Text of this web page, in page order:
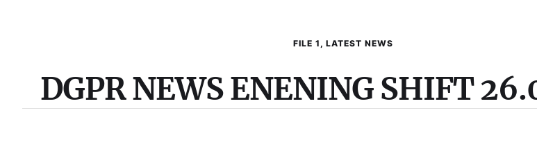
FILE 1 ,LATEST NEWS
DGPR NEWS ENENING SHIFT